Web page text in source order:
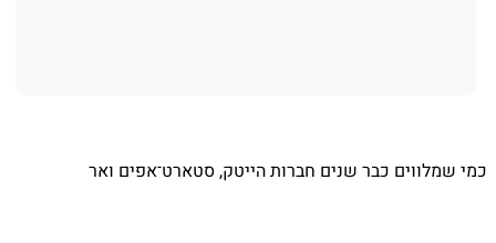
שמלווים כבר שנים חברות הייטק, סטארט־אפים ואר